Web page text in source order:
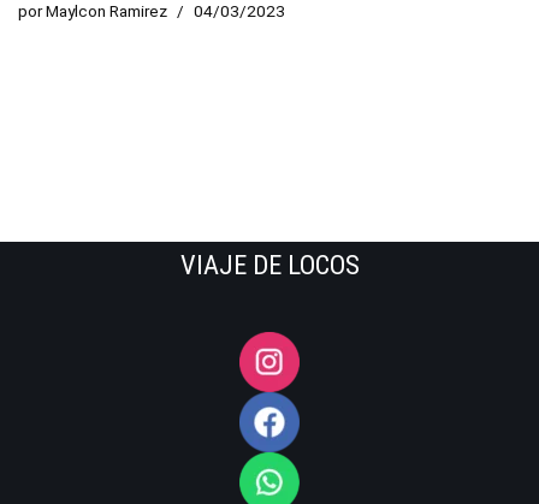
porMaylcon Ramirez 04/03/2023
VIAJE DE LOCOS